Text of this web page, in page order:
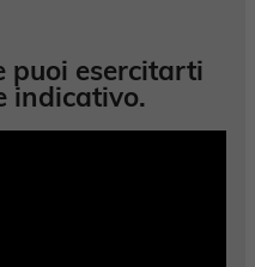
puoi esercitarti
indicativo.